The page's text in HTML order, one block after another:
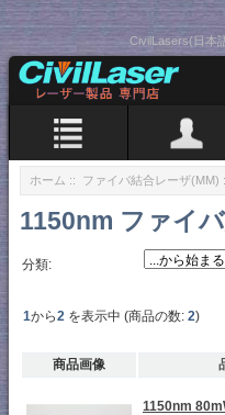
CivilLasers(日本
ホーム :: ファイバ結合レーザ(MM)
1150nm ファイ
分類:
1から2 を表示中 (商品の数: 2)
商品画像
1150nm